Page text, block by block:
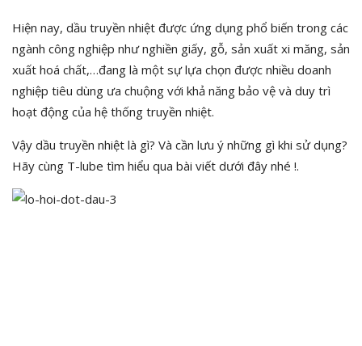
Hiện nay, dầu truyền nhiệt được ứng dụng phổ biến trong các
ngành công nghiệp như nghiền giấy, gỗ, sản xuất xi măng, sản
xuất hoá chất,…đang là một sự lựa chọn được nhiều doanh
nghiệp tiêu dùng ưa chuộng với khả năng bảo vệ và duy trì
hoạt động của hệ thống truyền nhiệt.
Vậy dầu truyền nhiệt là gì? Và cần lưu ý những gì khi sử dụng?
Hãy cùng T-lube tìm hiểu qua bài viết dưới đây nhé !.